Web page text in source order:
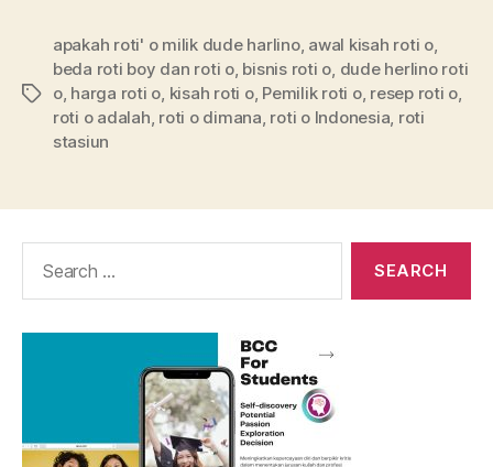
Tags
apakah roti' o milik dude harlino, awal kisah roti o,
beda roti boy dan roti o, bisnis roti o dude herlino roti
o, harga roti o kisah roti o, Pemilik roti o, resep roti o
roti o adalah roti o dimana roti o Indonesia roti
stasiun